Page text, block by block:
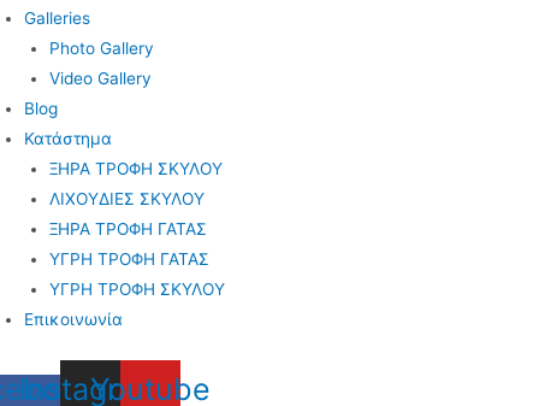
Galleries
Photo Gallery
Video Gallery
Blog
Κατάστημα
ΞΗΡΑ ΤΡΟΦΗ ΣΚΥΛΟΥ
ΛΙΧΟΥΔΙΕΣ ΣΚΥΛΟΥ
ΞΗΡΑ ΤΡΟΦΗ ΓΑΤΑΣ
ΥΓΡΗ ΤΡΟΦΗ ΓΑΤΑΣ
ΥΓΡΗ ΤΡΟΦΗ ΣΚΥΛΟΥ
Επικοινωνία
Instagram
Youtube